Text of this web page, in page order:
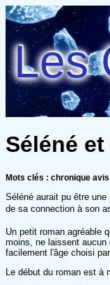
Les
Séléné
Mots clés : chronique
Séléné aurait pu être
de sa connection à son
Un petit roman agréable
moins, ne laissent aucun
facilement l'âge choisi
Le début du roman est